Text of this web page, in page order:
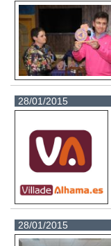
28/01/2015
28/01/2015